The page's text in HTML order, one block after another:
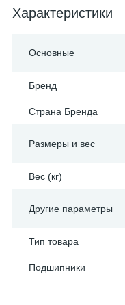
Характеристики
Основные
Бренд
Страна Бренда
Размеры и вес
Вес (кг)
Другие параметры
Тип товара
Подшипники